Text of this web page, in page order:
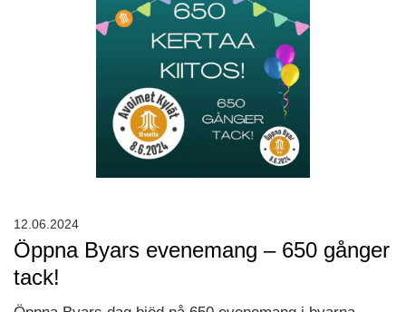
Öppna Byars evenemang – 650 gånger
tack!
12.06.2024